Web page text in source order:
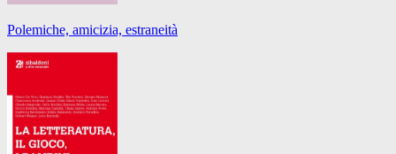
Polemiche, amicizia, estraneità